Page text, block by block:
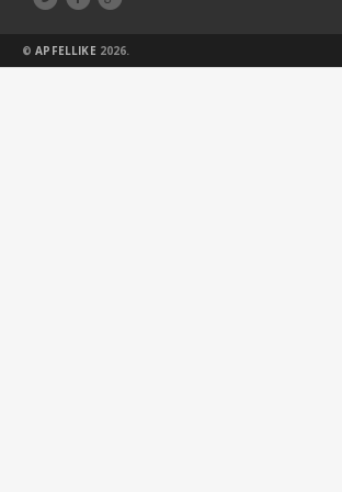
©APFELLIKE 2026.